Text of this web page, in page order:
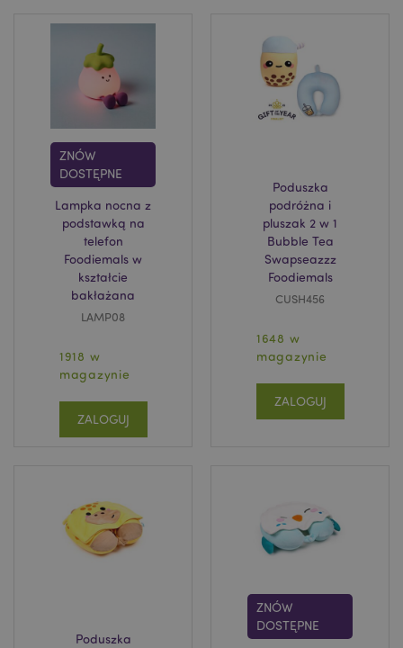
ZNÓW
DOSTĘPNE
Lampka nocna z
podstawką na
telefon
Foodiemals w
kształcie
bakłażana
LAMP08
1918 w
magazynie
ZALOGUJ
Poduszka
podróżna i
pluszak 2 w 1
Bubble Tea
Swapseazzz
Foodiemals
CUSH456
1648 w
magazynie
ZALOGUJ
Poduszka
ZNÓW
DOSTĘPNE